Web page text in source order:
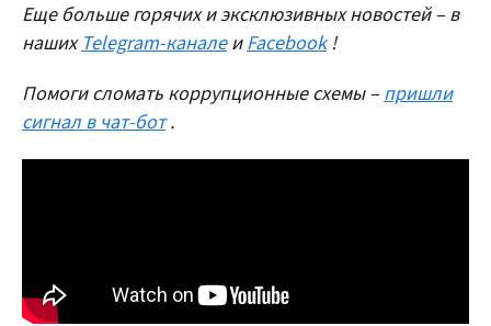
Еще больше горячих и эксклюзивных новостей – в
нашихTelegram-канале иFacebook !
Помоги сломать коррупционные схемы –пришли
сигнал в чат-бот .